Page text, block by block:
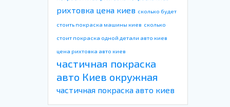
рихтовка цена киев сколько будет
стоить покраска машины киев сколько
стоит покраска одной детали авто киев
цена рихтовка авто киев
частичная покраска
авто Киев окружная
частичная покраска авто киев